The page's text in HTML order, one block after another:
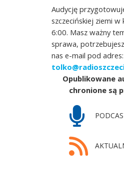
Audycję
szczecińskiej ziemi
6:00. Masz ważny
sprawa,
nas e-mail pod adres:
Opublikowane
chronione są